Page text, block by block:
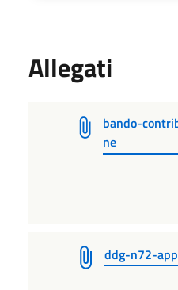
Allegati
bando-
ne
ddg-n72-